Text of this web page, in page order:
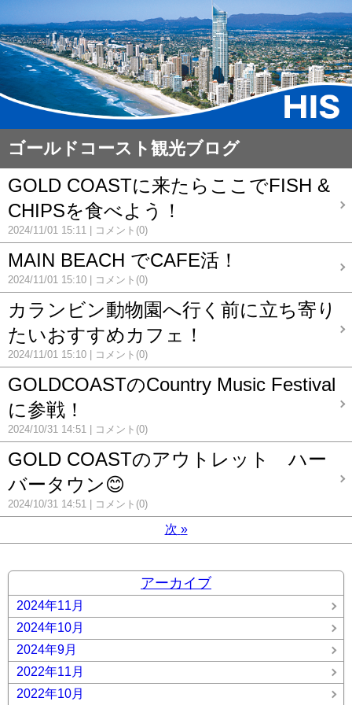
ゴールドコースト観光ブログ
GOLD COASTに来たらここでFISH &
CHIPSを食べよう！
2024/11/01 15:11 コメント(0)
MAIN BEACH でCAFE活！
2024/11/01 15:10 コメント(0)
カランビン動物園へ行く前に立ち寄り
たいおすすめカフェ！
2024/11/01 15:10 コメント(0)
GOLDCOASTのCountry Music Festival
に参戦！
2024/10/31 14:51 コメント(0)
GOLD COASTのアウトレット ハー
バータウン😊
2024/10/31 14:51 コメント(0)
次 »
アーカイブ
2024年11月
2024年10月
2024年9月
2022年11月
2022年10月